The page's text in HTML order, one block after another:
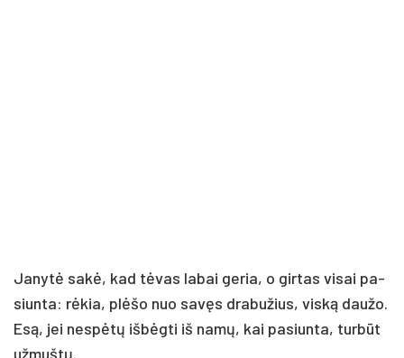
Ja­ny­tė sa­kė, kad tė­vas la­bai ge­ria, o gir­tas vi­sai pa­
siun­ta: rė­kia, plė­šo nuo sa­vęs dra­bu­žius, vis­ką dau­žo.
Esą, jei ne­spė­tų iš­bėg­ti iš na­mų, kai pa­siun­ta, tur­būt
už­muš­tų.